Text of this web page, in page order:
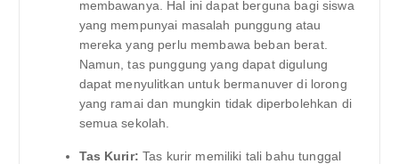
membawanya. Hal ini dapat berguna bagi siswa
yang mempunyai masalah punggung atau
mereka yang perlu membawa beban berat.
Namun, tas punggung yang dapat digulung
dapat menyulitkan untuk bermanuver di lorong
yang ramai dan mungkin tidak diperbolehkan di
semua sekolah.
Tas Kurir: Tas kurir memiliki tali bahu tunggal